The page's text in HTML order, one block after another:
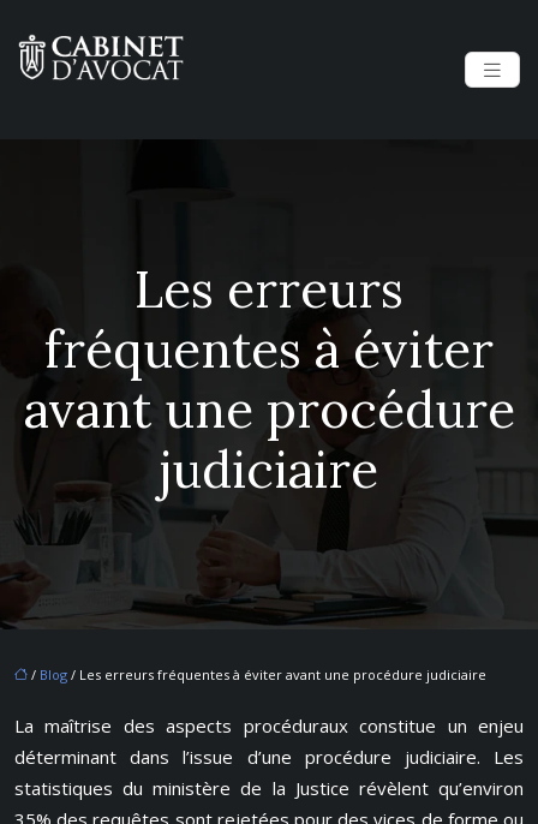
Les erreurs
fréquentes à éviter
avant une procédure
judiciaire
/ Blog / Les erreurs fréquentes à éviter avant une procédure judiciaire
La maîtrise des aspects procéduraux constitue un enjeu
déterminant dans l’issue d’une procédure judiciaire. Les
statistiques du ministère de la Justice révèlent qu’environ
35% des requêtes sont rejetées pour des vices de forme ou